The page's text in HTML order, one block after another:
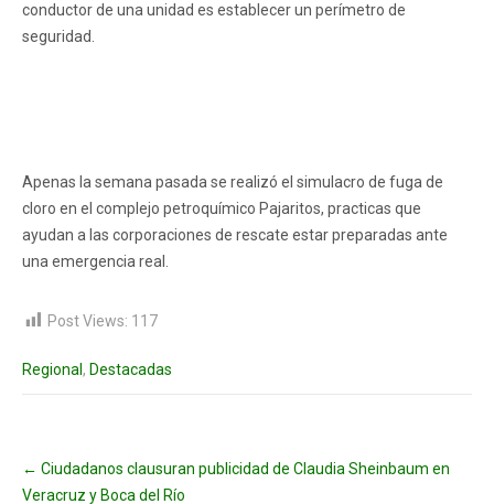
conductor de una unidad es establecer un perímetro de
seguridad.
Apenas la semana pasada se realizó el simulacro de fuga de
cloro en el complejo petroquímico Pajaritos, practicas que
ayudan a las corporaciones de rescate estar preparadas ante
una emergencia real.
Post Views: 117
Regional , Destacadas
navigation
← Ciudadanos clausuran publicidad de Claudia Sheinbaum en
Veracruz y Boca del Río